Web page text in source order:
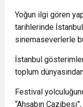
Yoğun ilgi gören
tarihlerinde
sinemaseverlerle
İstanbul
toplum
Festival
“Ahşabın